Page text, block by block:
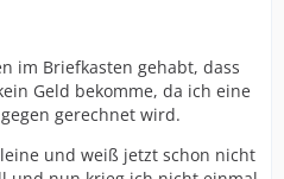
im Briefkasten gehabt, dass
Geld bekomme, da ich eine
gerechnet wird.
und weiß jetzt schon nicht